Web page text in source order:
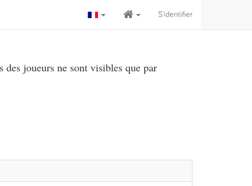
S'identifier
des joueurs ne sont visibles que par